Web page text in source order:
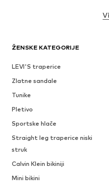
ŽENSKE KATEGORIJE
LEVI'S traperice
Zlatne sandale
Tunike
Pletivo
Sportske hlače
Straight leg traperice niski
struk
Calvin Klein bikiniji
Mini bikini